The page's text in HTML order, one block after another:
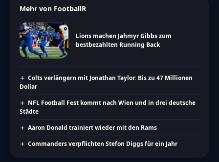
Mehr von FootballR
Lions machen Jahmyr Gibbs zum
bestbezahlten Running Back
Colts verlängern mit Jonathan Taylor: Bis zu 47 Millionen
Dollar
NFL Football Fest kommt nach Wien und in drei deutsche
Städte
Aaron Donald trainiert wieder mit den Rams
Commanders verpflichten Stefon Diggs für ein Jahr